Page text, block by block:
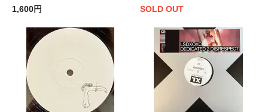
1,600円
SOLD OUT